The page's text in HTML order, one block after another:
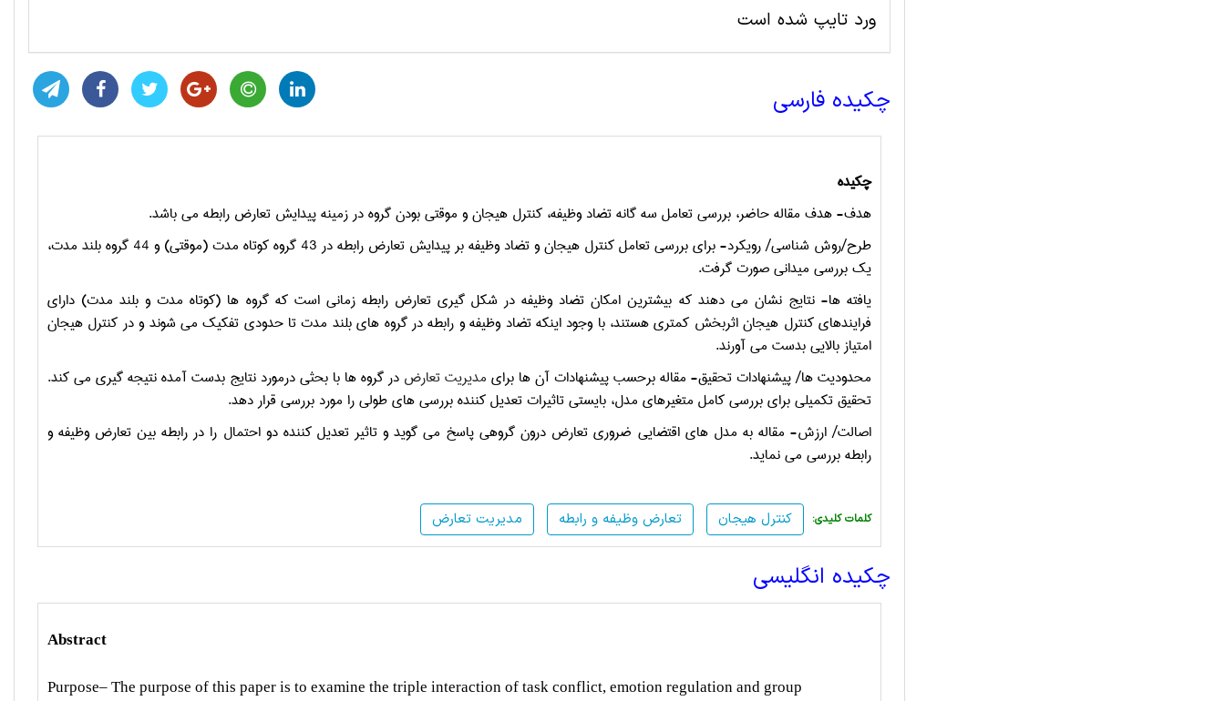
ورد تایپ شده است
چکیده فارسی
چكيده
هدف- هدف مقاله حاضر، بررسي تعامل سه گانه تضاد وظيفه، كنترل هيجان و موقتي بودن گروه در زمينه پيدايش تعارض رابطه مي باشد.
طرح/روش شناسي/ رويكرد- براي بررسي تعامل كنترل هيجان و تضاد وظيفه بر پيدايش تعارض رابطه در 43 گروه كوتاه مدت (موقتي) و 44 گروه بلند مدت،
يك بررسي ميداني صورت گرفت.
يافته ها- نتايج نشان مي دهند كه بيشترين امكان تضاد وظيفه در شكل گيري تعارض رابطه زماني است كه گروه ها (كوتاه مدت و بلند مدت) داراي
فرايندهاي كنترل هيجان اثربخش كمتري هستند، با وجود اينكه تضاد وظيفه و رابطه در گروه هاي بلند مدت تا حدودي تفكيك مي شوند و در كنترل هيجان
امتياز بالايي بدست مي آورند.
محدوديت ها/ پيشنهادات تحقيق- مقاله برحسب پيشنهادات آن ها براي مديريت تعارض در گروه ها با بحثي درمورد نتايج بدست آمده نتيجه گيري مي كند.
تحقيق تكميلي براي بررسي كامل متغيرهاي مدل، بايستي تاثيرات تعديل كننده بررسي هاي طولي را مورد بررسی قرار دهد.
اصالت/ ارزش- مقاله به مدل هاي اقتضايي ضروري تعارض درون گروهي پاسخ مي گويد و تاثير تعديل كننده دو احتمال را در رابطه بين تعارض وظيفه و
رابطه بررسي مي نمايد.
مديريت تعارض تعارض وظيفه و رابطه كنترل هيجان :کلمات کلیدی
چکیده انگلیسی
Abstract
Purpose– The purpose of this paper is to examine the triple interaction of task conflict, emotion regulation and group